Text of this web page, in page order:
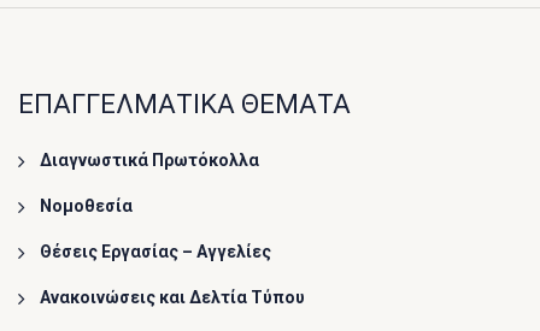
ΕΠΑΓΓΕΛΜΑΤΙΚΑ ΘΕΜΑΤΑ
Διαγνωστικά Πρωτόκολλα
Νομοθεσία
Θέσεις Εργασίας – Αγγελίες
Ανακοινώσεις και Δελτία Τύπου